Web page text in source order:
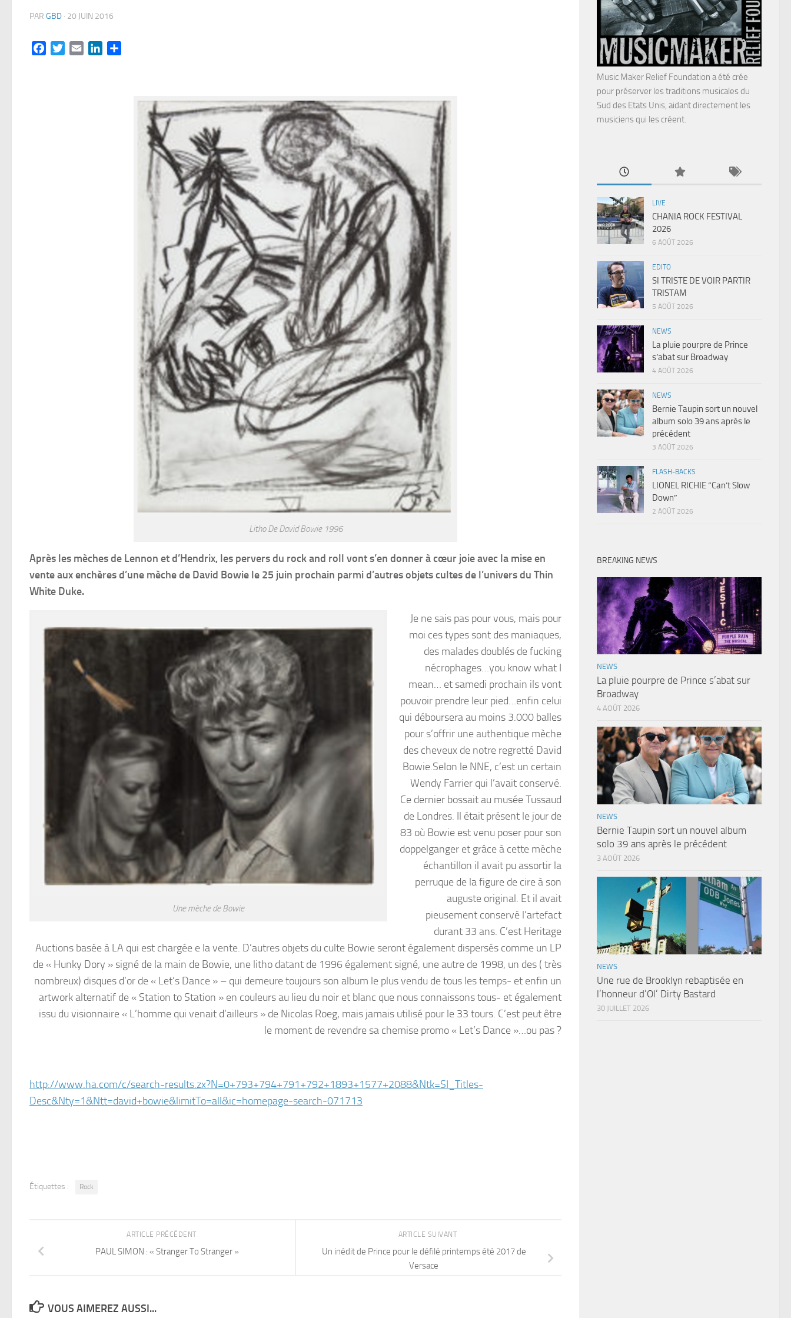
PAR GBD · 20 JUIN 2016
FacebookTwitterEmail LinkedIn
Litho De David Bowie 1996
Après les mèches de Lennon et d’Hendrix, les pervers du rock and roll vont s’en donner à cœur joie avec la mise en
vente aux enchères d’une mèche de David Bowie le 25 juin prochain parmi d’autres objets cultes de l’univers du Thin
White Duke.
Une mèche de Bowie
Je ne sais pas pour vous, mais pour
moi ces types sont des maniaques,
des malades doublés de fucking
nécrophages…you know what I
mean… et samedi prochain ils vont
pouvoir prendre leur pied…enfin celui
qui déboursera au moins 3.000 balles
pour s’offrir une authentique mèche
des cheveux de notre regretté David
Bowie.Selon le NNE, c’est un certain
Wendy Farrier qui l’avait conservé.
Ce dernier bossait au musée Tussaud
de Londres. Il était présent le jour de
83 où Bowie est venu poser pour son
doppelganger et grâce à cette mèche
échantillon il avait pu assortir la
perruque de la figure de cire à son
auguste original. Et il avait
pieusement conservé l’artefact
durant 33 ans. C’est Heritage
Auctions basée à LA qui est chargée e la vente. D’autres objets du culte Bowie seront également dispersés comme un LP
de « Hunky Dory » signé de la main de Bowie, une litho datant de 1996 également signé, une autre de 1998, un des ( très
nombreux) disques d’or de « Let’s Dance » – qui demeure toujours son album le plus vendu de tous les temps- et enfin un
artwork alternatif de « Station to Station » en couleurs au lieu du noir et blanc que nous connaissons tous- et également
issu du visionnaire « L’homme qui venait d’ailleurs » de Nicolas Roeg, mais jamais utilisé pour le 33 tours. C’est peut être
le moment de revendre sa chemise promo « Let’s Dance »…ou pas ?
http://www.ha.com/c/search-results.zx?N=0+793+794+791+792+1893+1577+2088&Ntk=SI_Titles-
Desc&Nty=1&Ntt=david+bowie&limitTo=all&ic=homepage-search-071713
Étiquettes : Rock
ARTICLE SUIVANT
Un inédit de Prince pour le défilé printemps été 2017 de
Versace
ARTICLE PRÉCÉDENT
PAUL SIMON : « Stranger To Stranger »
VOUS AIMEREZ AUSSI...
Music Maker Relief Foundation a été crée
pour préserver les traditions musicales du
Sud des Etats Unis, aidant directement les
musiciens qui les créent.
LIVE
CHANIA ROCK FESTIVAL
2026
6 AOÛT 2026
EDITO
SI TRISTE DE VOIR PARTIR
TRISTAM
5 AOÛT 2026
NEWS
La pluie pourpre de Prince
s’abat sur Broadway
4 AOÛT 2026
NEWS
Bernie Taupin sort un nouvel
album solo 39 ans après le
précédent
3 AOÛT 2026
FLASH-BACKS
LIONEL RICHIE “Can’t Slow
Down”
2 AOÛT 2026
BREAKING NEWS
NEWS
La pluie pourpre de Prince s’abat sur
Broadway
4 AOÛT 2026
NEWS
Bernie Taupin sort un nouvel album
solo 39 ans après le précédent
3 AOÛT 2026
NEWS
Une rue de Brooklyn rebaptisée en
l’honneur d’Ol’ Dirty Bastard
30 JUILLET 2026